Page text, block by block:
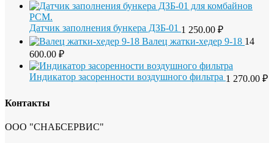
Датчик заполнения бункера ДЗБ-01 1 250.00 ₽
Валец жатки-хедер 9-18 14
600.00 ₽
Индикатор засоренности воздушного фильтра 1 270.00 ₽
Контакты
ООО "СНАБСЕРВИС"